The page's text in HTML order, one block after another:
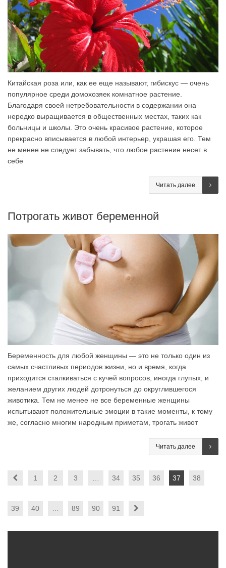
Китайская роза или, как ее еще называют, гибискус — очень
популярное среди домохозяек комнатное растение.
Благодаря своей нетребовательности в содержании она
нередко выращивается в общественных местах, таких как
больницы и школы. Это очень красивое растение, которое
прекрасно вписывается в любой интерьер, украшая его. Тем
не менее не следует забывать, что любое растение несет в
себе
Читать далее
Потрогать живот беременной
Беременность для любой женщины — это не только один из
самых счастливых периодов жизни, но и время, когда
приходится сталкиваться с кучей вопросов, иногда глупых, и
желанием других людей дотронуться до округлившегося
животика. Тем не менее не все беременные женщины
испытывают положительные эмоции в такие моменты, к тому
же, согласно многим народным приметам, трогать живот
Читать далее
1 2 3 34 35 36 37 38
39 40 89 90 91